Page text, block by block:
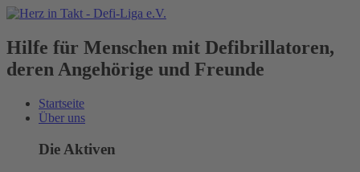
Hilfe für Menschen mit Defibrillatoren,
deren Angehörige und Freunde
Startseite
Über uns
Die Aktiven